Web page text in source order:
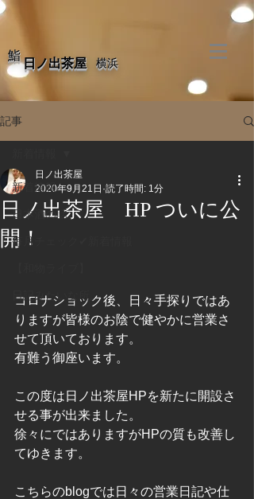
​日ノ出茶屋
​鮨
​横浜
記事
新着情報
日本酒の話。
毎月チェック✔新着情報
日記みたいな所。
日ノ出茶屋 HP ついに公
開！
日ノ出茶屋
2020年9月21日 読了時間: 1分
コロナショック後、日々手探りではあ
りますが皆様のお陰で健やかに営業さ
せて頂いております。
有難う御座います。
この度は日ノ出茶屋HPを新たに開設さ
せる事が出来ました。
徐々にではありますがHPの質も改善し
てゆきます。
こちらのblogでは日々の営業日記や仕